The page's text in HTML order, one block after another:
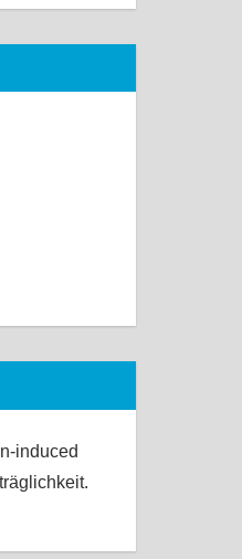
induced